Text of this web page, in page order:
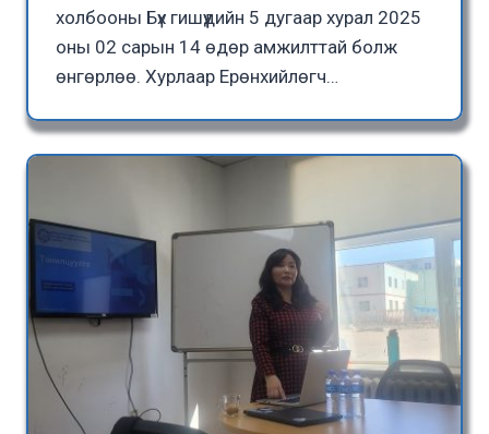
холбооны Бүх гишүүдийн 5 дугаар хурал 2025
оны 02 сарын 14 өдөр амжилттай болж
өнгөрлөө. Хурлаар Ерөнхийлөгч…